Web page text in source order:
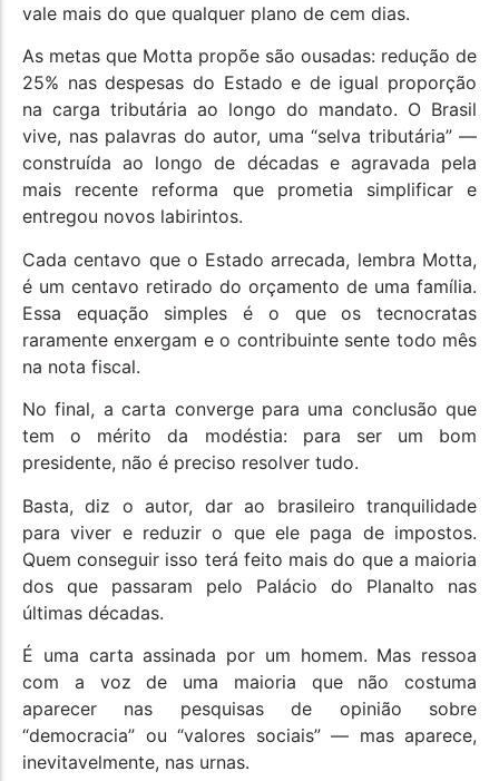
vale mais do que qualquer plano de cem dias.
As metas que Motta propõe são ousadas: redução de
25% nas despesas do Estado e de igual proporção
na carga tributária ao longo do mandato. O Brasil
vive, nas palavras do autor, uma “selva tributária” —
construída ao longo de décadas e agravada pela
mais recente reforma que prometia simplificar e
entregou novos labirintos.
Cada centavo que o Estado arrecada, lembra Motta,
é um centavo retirado do orçamento de uma família.
Essa equação simples é o que os tecnocratas
raramente enxergam e o contribuinte sente todo mês
na nota fiscal.
No final, a carta converge para uma conclusão que
tem o mérito da modéstia: para ser um bom
presidente, não é preciso resolver tudo.
Basta, diz o autor, dar ao brasileiro tranquilidade
para viver e reduzir o que ele paga de impostos.
Quem conseguir isso terá feito mais do que a maioria
dos que passaram pelo Palácio do Planalto nas
últimas décadas.
É uma carta assinada por um homem. Mas ressoa
com a voz de uma maioria que não costuma
aparecer nas pesquisas de opinião sobre
“democracia” ou “valores sociais” — mas aparece,
inevitavelmente, nas urnas.